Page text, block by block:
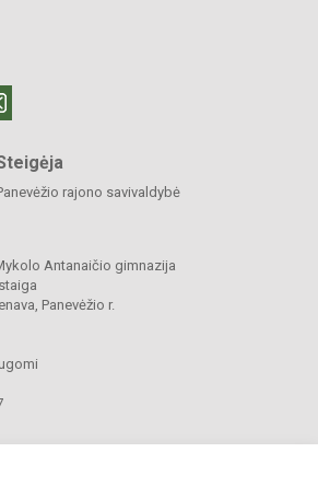
rajono savivaldybė
Antanaičio gimnazija
Panevėžio r.